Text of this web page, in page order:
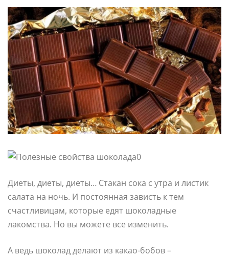
Диеты, диеты, диеты… Стакан сока с утра и листик
салата на ночь. И постоянная зависть к тем
счастливицам, которые едят шоколадные
лакомства. Но вы можете все изменить.
А ведь шоколад делают из какао-бобов –